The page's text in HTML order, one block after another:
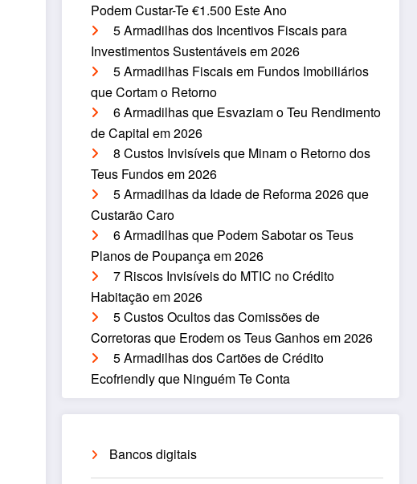
Podem Custar-Te €1.500 Este Ano
5 Armadilhas dos Incentivos Fiscais para
Investimentos Sustentáveis em 2026
5 Armadilhas Fiscais em Fundos Imobiliários
que Cortam o Retorno
6 Armadilhas que Esvaziam o Teu Rendimento
de Capital em 2026
8 Custos Invisíveis que Minam o Retorno dos
Teus Fundos em 2026
5 Armadilhas da Idade de Reforma 2026 que
Custarão Caro
6 Armadilhas que Podem Sabotar os Teus
Planos de Poupança em 2026
7 Riscos Invisíveis do MTIC no Crédito
Habitação em 2026
5 Custos Ocultos das Comissões de
Corretoras que Erodem os Teus Ganhos em 2026
5 Armadilhas dos Cartões de Crédito
Ecofriendly que Ninguém Te Conta
Bancos digitais